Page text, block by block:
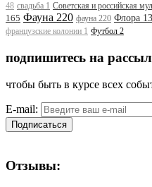
48 свадьба 1 Советская и российская
165 Фауна 220 фауна 220 Флора
французские колонии 1 Футбол 2
подпишитесь на
чтобы быть в курсе всех
E-mail:
Подписаться
Отзывы: